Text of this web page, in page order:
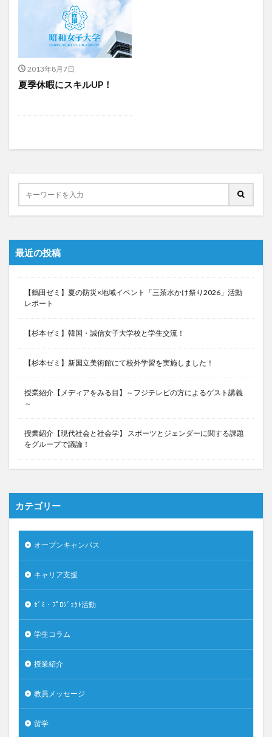
2013年8月7日
夏季休暇にスキルUP！
最近の投稿
【鶴田ゼミ】夏の防災×地域イベント「三茶水かけ祭り2026」活動
レポート
【杉本ゼミ】韓国・誠信女子大学校と学生交流！
【杉本ゼミ】新国立美術館にて校外学習を実施しました！
授業紹介【メディアをみる目】～フジテレビの方によるゲスト講義
～
授業紹介【現代社会と社会学】 スポーツとジェンダーに関する課題
をグループで議論！
カテゴリー
オープンキャンパス
キャリア支援
ｾﾞﾐ・ﾌﾟﾛｼﾞｪｸﾄ活動
学生コラム
授業紹介
教員メッセージ
留学